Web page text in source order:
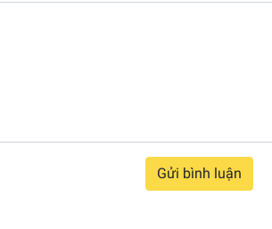
Gửi bình luận